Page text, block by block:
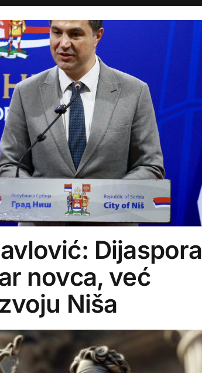
Dijaspora
novca, već
Niša